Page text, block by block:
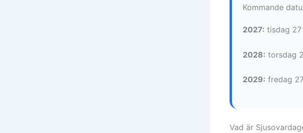
Kommande
2027: tisdag 27
2028: torsdag
2029: fredag
Vad är